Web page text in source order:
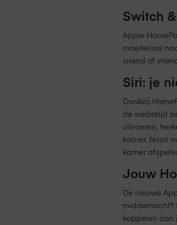
Switch
Apple
moeiteloos
vriend of
Siri: je
Dankzij
de wedstrijd
uitvoeren,
kamer. Nooit
kamer
Jouw
De nieuwe
middernacht?
koppelen aan